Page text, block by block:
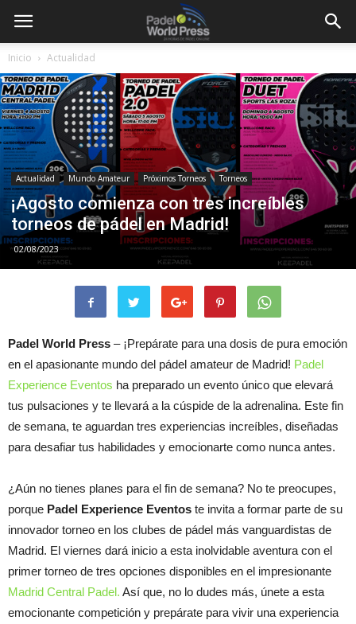
Inicio Actualidad
Actualidad Mundo Amateur Próximos Torneos Torneos
¡Agosto comienza con tres increíbles
torneos de pádel en Madrid!
02/08/2023
Padel World Press – ¡Prepárate para una dosis de pura emoción
en el apasionante mundo del pádel amateur de Madrid! Padel
Experience Eventos ha preparado un evento único que elevará
tus pulsaciones y te llevará a la cúspide de la adrenalina. Este fin
de semana, te aguardan tres experiencias increíbles, diseñadas
para desafiar tus habilidades y emocionarte como nunca antes.
¿Aún no tienes planes para el fin de semana? No te preocupes,
porque Padel Experience Eventos te invita a formar parte de su
innovador torneo en los clubes de pádel más vanguardistas de
Madrid. El viernes dará inicio a esta inolvidable aventura con el
primer torneo de tres opciones disponibles en el impresionante
Madrid Central Padel. Así que, no lo dudes más, únete a esta
emocionante competición y prepárate para vivir una experiencia